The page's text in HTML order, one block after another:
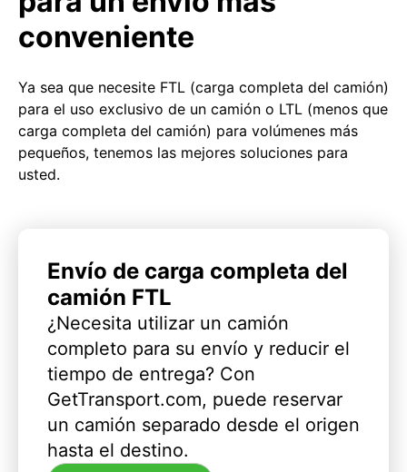
conveniente
Ya sea que necesite FTL (carga completa del camión)
para el uso exclusivo de un camión o LTL (menos que
carga completa del camión) para volúmenes más
pequeños, tenemos las mejores soluciones para
usted.
Envío de carga completa del
camión FTL
¿Necesita utilizar un camión
completo para su envío y reducir el
tiempo de entrega? Con
GetTransport.com, puede reservar
un camión separado desde el origen
hasta el destino.